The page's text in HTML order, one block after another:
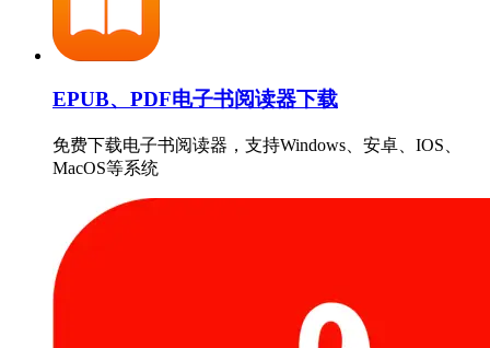
EPUB、PDF电子书阅读器下载
免费下载电子书阅读器，支持Windows、安卓、IOS、
MacOS等系统